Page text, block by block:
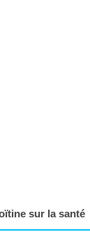
sur la santé